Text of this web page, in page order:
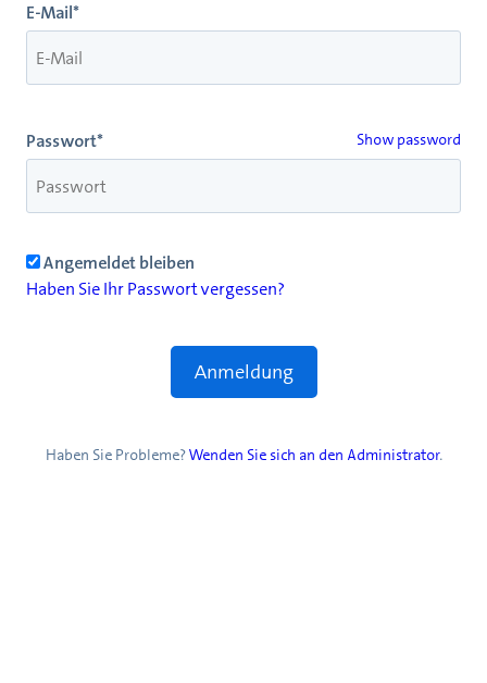
E-Mail*
Passwort* Show password
Angemeldet bleiben
Haben Sie Ihr Passwort vergessen?
Haben Sie Probleme?Wenden Sie sich an den Administrator.